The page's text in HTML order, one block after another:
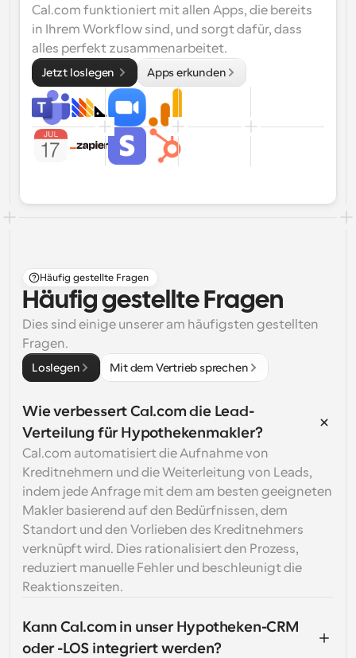
Cal.com funktioniert mit allen Apps, die bereits
in Ihrem Workflow sind, und sorgt dafür, dass
alles perfekt zusammenarbeitet.
Jetzt loslegen Apps erkunden
Häufig gestellte Fragen
Häufig gestellte Fragen
Dies sind einige unserer am häufigsten gestellten
Fragen.
Loslegen Mit dem Vertrieb sprechen
Wie verbessert Cal.com die Lead-
Verteilung für Hypothekenmakler?
Cal.com automatisiert die Aufnahme von
Kreditnehmern und die Weiterleitung von Leads,
indem jede Anfrage mit dem am besten geeigneten
Makler basierend auf den Bedürfnissen, dem
Standort und den Vorlieben des Kreditnehmers
verknüpft wird. Dies rationalisiert den Prozess,
reduziert manuelle Fehler und beschleunigt die
Reaktionszeiten.
Kann Cal.com in unser Hypotheken-CRM
oder -LOS integriert werden?